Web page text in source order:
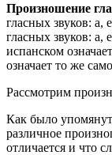
Произношение
гласных звуков: a,
гласных звуков: a,
испанском
означает то же
Рассмотрим
Как было
различное
отличается и что